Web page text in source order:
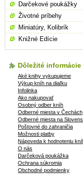
Darčekové poukážky
Životné príbehy
Miniatúry, Kolibrík
Knižné Edície
Dôležité informácie
Aké knihy vykupujeme
Výkup kníh na diaľku
Infolinka
Ako nakupovať
Osobný odber kníh
Odberné miesta v Čechách
Odberné miesta na
Poštovné do zahraničia
Možnosti platby
Nápoveda k hodnoteniu
O nás
Darčeková poukážka
Ochrana súkromia
Obchodné podmienky